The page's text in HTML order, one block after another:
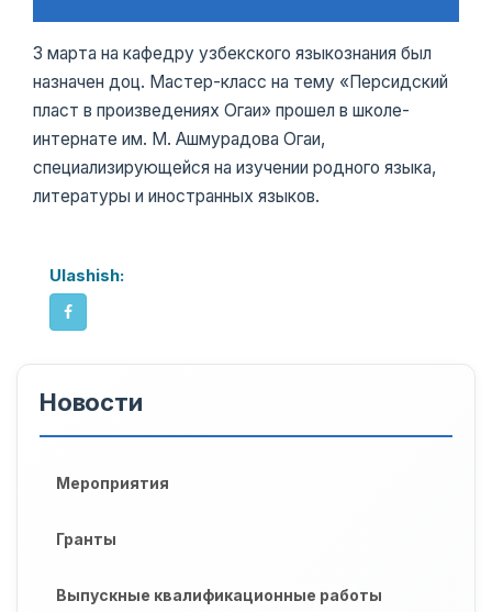
3 марта на кафедру узбекского языкознания был
назначен доц. Мастер-класс на тему «Персидский
пласт в произведениях Огаи» прошел в школе-
интернате им. М. Ашмурадова Огаи,
специализирующейся на изучении родного языка,
литературы и иностранных языков.
Ulashish:
Новости
Мероприятия
Гранты
Выпускные квалификационные работы